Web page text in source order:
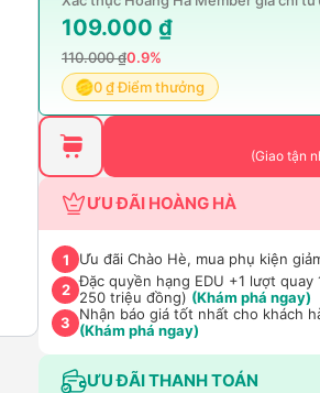
109.000 ₫
110.000 ₫0.9%
0 ₫ Điểm thưởng
(Giao tận
ƯU ĐÃI HOÀNG HÀ
1 Ưu đãi Chào Hè, mua phụ kiện
2 Đặc quyền hạng EDU +1 lượt
250 triệu đồng) (Khám phá ngay)
3
Nhận báo giá tốt nhất cho khách
(Khám phá ngay)
ƯU ĐÃI THANH TOÁN